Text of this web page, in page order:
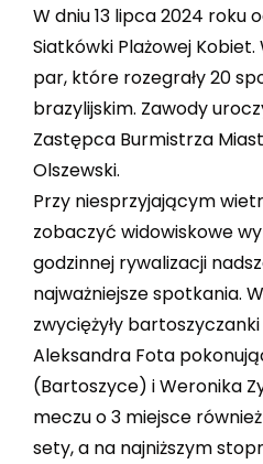
W dniu 13 lipca 2024 roku
Siatkówki Plażowej Kobiet.
par, które rozegrały 20
brazylijskim. Zawody
Zastępca Burmistrza
Olszewski.
Przy niesprzyjającym
zobaczyć widowiskowe
godzinnej rywalizacji
najważniejsze spotkania.
zwyciężyły
Aleksandra Fota
(Bartoszyce) i Weronika
meczu o 3 miejsce
sety, a na najniższym